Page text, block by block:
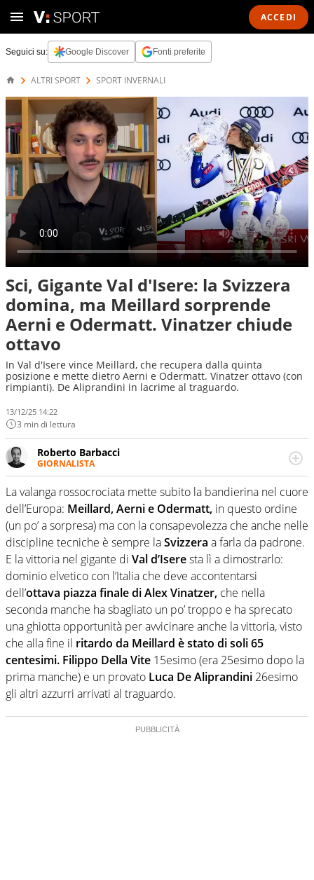
ACCEDI
Seguici su: Google Discover Fonti preferite
ALTRI SPORT SPORT INVERNALI
Sci, Gigante Val d'Isere: la Svizzera
domina, ma Meillard sorprende
Aerni e Odermatt. Vinatzer chiude
ottavo
In Val d'Isere vince Meillard, che recupera dalla quinta
posizione e mette dietro Aerni e Odermatt. Vinatzer ottavo (con
rimpianti). De Aliprandini in lacrime al traguardo.
13/12/25 14:22
3 min di lettura
Roberto Barbacci
GIORNALISTA
Giornalista (pubblicista) sportivo a tutto campo, è il
tuttologo di Virgilio Sport. Provate a chiedergli di boxe, di
scherma, di volley o di curling: ve ne farà innamorare
La valanga rossocrociata mette subito la bandierina nel cuore
dell’Europa: Meillard, Aerni e Odermatt, in questo ordine
(un po’ a sorpresa) ma con la consapevolezza che anche nelle
discipline tecniche è sempre laSvizzera a farla da padrone.
E la vittoria nel gigante di Val d’Iseresta lì a dimostrarlo:
dominio elvetico con l’Italia che deve accontentarsi
dell’ottava piazza finale di Alex Vinatzer, che nella
seconda manche ha sbagliato un po’ troppo e ha sprecato
una ghiotta opportunità per avvicinare anche la vittoria, visto
che alla fine il ritardo da Meillard è stato di soli 65
centesimi. Filippo Della Vite 15esimo (era 25esimo dopo la
prima manche) e un provato Luca De Aliprandini 26esimo
gli altri azzurri arrivati al traguardo.